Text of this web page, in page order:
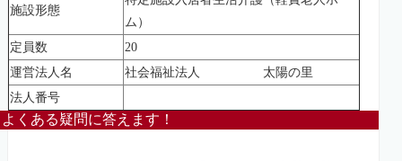
施設形態
ム）
定員数
20
運営法人名
社会福祉法人 太陽の里
法人番号
よくある疑問に答えます！